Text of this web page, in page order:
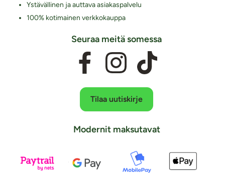
Ystävällinen ja auttava asiakaspalvelu
100% kotimainen verkkokauppa
Seuraa meitä somessa
Tilaa uutiskirje
Modernit maksutavat